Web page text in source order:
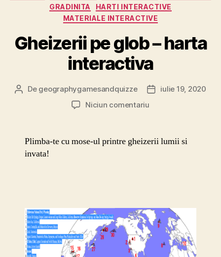
GRADINITA
HARTI INTERACTIVE
MATERIALE INTERACTIVE
Gheizerii pe glob – harta
interactiva
Autor
De geographygamesandquizze
Datăiulie 19, 2020
Niciun comentariula
glob
Plimba-te cu mose-ul printre gheizerii lumii si
invata!